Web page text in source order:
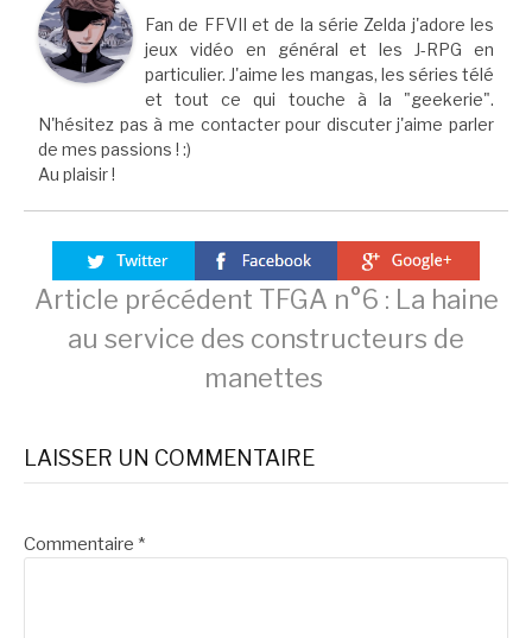
Fan de FFVII et de la série Zelda j'adore les
jeux vidéo en général et les J-RPG en
particulier. J'aime les mangas, les séries télé
et tout ce qui touche à la "geekerie".
N'hésitez pas à me contacter pour discuter j'aime parler
de mes passions ! :)
Au plaisir !
Lire
suite
Article précédent TFGA n°6 : La haine
au service des constructeurs de
manettes
LAISSER UN COMMENTAIRE
Commentaire *